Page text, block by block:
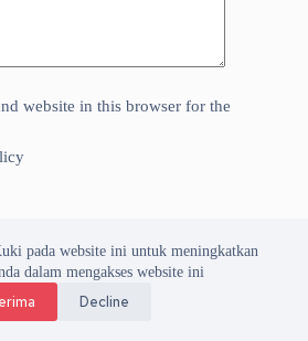
pada website ini untuk meningkatkan
dalam mengakses website ini
Decline
website in this browser for the